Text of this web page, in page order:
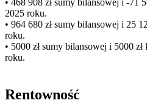
• 468 908 złsumy bilansowej i -71
2025 roku.
• 964 680 złsumy bilansowej i 25
roku.
• 5000 złsumy bilansowej i 5000 zł
roku.
Rentowność